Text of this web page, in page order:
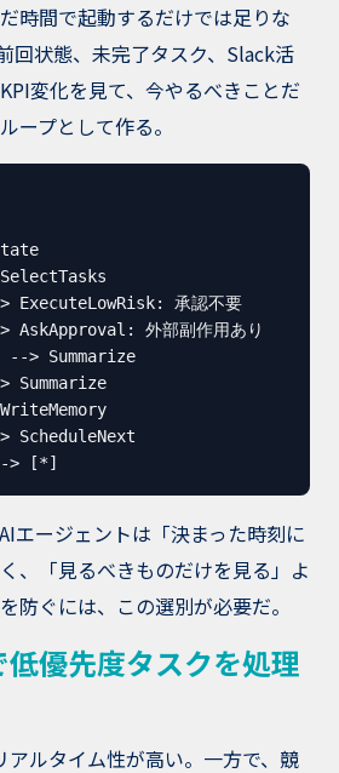
時間で起動するだけでは足りな
回状態、未完了タスク、Slack活
変化を見て、今やるべきことだ
ープとして作る。
ExecuteLowRisk: 承認不要
AskApproval: 外部副作用あり
--> Summarize
Summarize
ScheduleNext
> [*]
エージェントは「決まった時刻に
、「見るべきものだけを見る」よ
防ぐには、この選別が必要だ。
優先度タスクを処理
アルタイム性が高い。一方で、競